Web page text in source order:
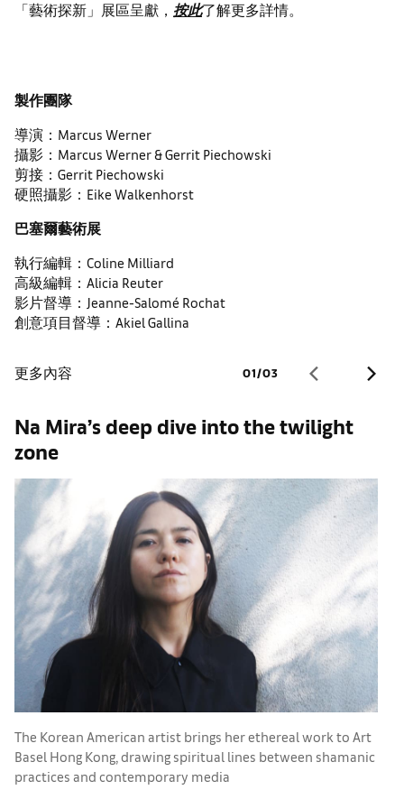
製作團隊
導演：Marcus Werner
攝影：Marcus Werner & Gerrit Piechowski
剪接：Gerrit Piechowski
硬照攝影：Eike Walkenhorst
巴塞爾藝術展
執行編輯：Coline Milliard
高級編輯：Alicia Reuter
影片督導：Jeanne-Salomé Rochat
創意項目督導：Akiel Gallina
「藝術探新」展區呈獻， 按此了解更多詳情。
更多內容 01/03
Na Mira’s deep dive into the twilight
zone
The Korean American artist brings her ethereal work to Art
Basel Hong Kong, drawing spiritual lines between shamanic
practices and contemporary media